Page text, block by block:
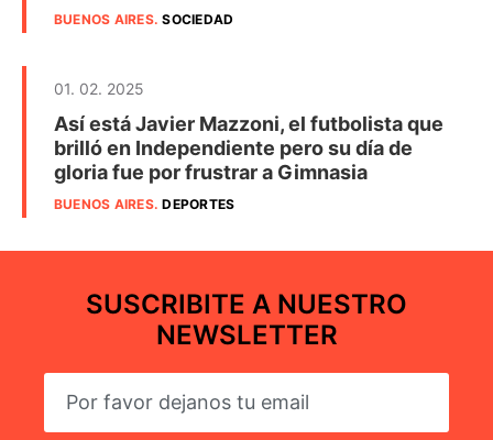
BUENOS AIRES.SOCIEDAD
01. 02. 2025
Así está Javier Mazzoni, el futbolista que
brilló en Independiente pero su día de
gloria fue por frustrar a Gimnasia
BUENOS AIRES.DEPORTES
SUSCRIBITE A NUESTRO
NEWSLETTER